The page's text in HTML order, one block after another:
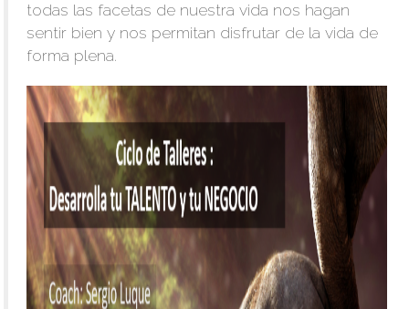
todas las facetas de nuestra vida nos hagan
sentir bien y nos permitan disfrutar de la vida de
forma plena.